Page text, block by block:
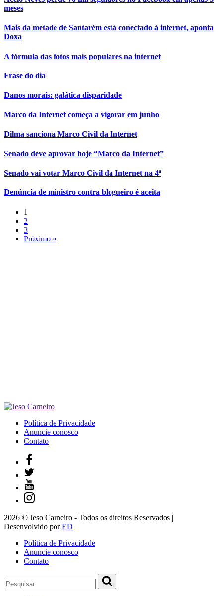
meses
Mais da metade de Santarém está conectado à internet, aponta
Doxa
A fórmula das fotos mais populares na internet
Frase do dia
Danos morais: galática disparidade
Marco da Internet começa a vigorar em junho
Dilma sanciona Marco Civil da Internet
Senado deve aprovar hoje “Marco da Internet”
Senado vai votar Marco Civil da Internet na 4ª
Denúncia de ministro contra blogueiro é aceita
1
2
3
Próximo »
Política de Privacidade
Anuncie conosco
Contato
2026 © Jeso Carneiro - Todos os direitos Reservados |
Desenvolvido porED
Política de Privacidade
Anuncie conosco
Contato